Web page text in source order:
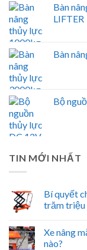
Bàn
LIFTER
Bàn
Bộ
TIN MỚI NHẤT
Bí quyết
trăm triệu
Xe nâng
nào?